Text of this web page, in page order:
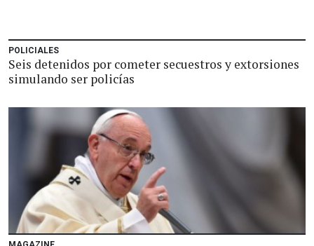
POLICIALES
Seis detenidos por cometer secuestros y extorsiones
simulando ser policías